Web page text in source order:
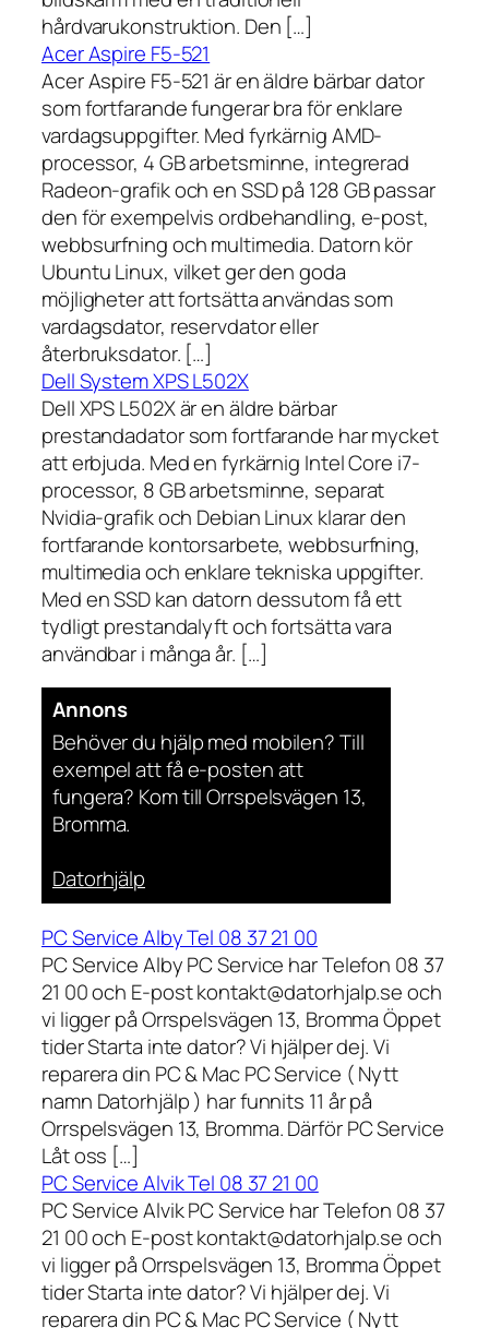
hårdvarukonstruktion. Den […]
Acer Aspire F5-521
Acer Aspire F5-521 är en äldre bärbar dator
som fortfarande fungerar bra för enklare
vardagsuppgifter. Med fyrkärnig AMD-
processor, 4 GB arbetsminne, integrerad
Radeon-grafik och en SSD på 128 GB passar
den för exempelvis ordbehandling, e-post,
webbsurfning och multimedia. Datorn kör
Ubuntu Linux, vilket ger den goda
möjligheter att fortsätta användas som
vardagsdator, reservdator eller
återbruksdator. […]
Dell System XPS L502X
Dell XPS L502X är en äldre bärbar
prestandadator som fortfarande har mycket
att erbjuda. Med en fyrkärnig Intel Core i7-
processor, 8 GB arbetsminne, separat
Nvidia-grafik och Debian Linux klarar den
fortfarande kontorsarbete, webbsurfning,
multimedia och enklare tekniska uppgifter.
Med en SSD kan datorn dessutom få ett
tydligt prestandalyft och fortsätta vara
användbar i många år. […]
Annons
Behöver du hjälp med mobilen? Till
exempel att få e-posten att
fungera? Kom till Orrspelsvägen 13,
Bromma.
Datorhjälp
PC Service Alby Tel 08 37 21 00
PC Service Alby PC Service har Telefon 08 37
21 00 och E-post kontakt@datorhjalp.se och
vi ligger på Orrspelsvägen 13, Bromma Öppet
tider Starta inte dator? Vi hjälper dej. Vi
reparera din PC & Mac PC Service ( Nytt
namn Datorhjälp ) har funnits 11 år på
Orrspelsvägen 13, Bromma. Därför PC Service
Låt oss […]
PC Service Alvik Tel 08 37 21 00
PC Service Alvik PC Service har Telefon 08 37
21 00 och E-post kontakt@datorhjalp.se och
vi ligger på Orrspelsvägen 13, Bromma Öppet
tider Starta inte dator? Vi hjälper dej. Vi
reparera din PC & Mac PC Service ( Nytt